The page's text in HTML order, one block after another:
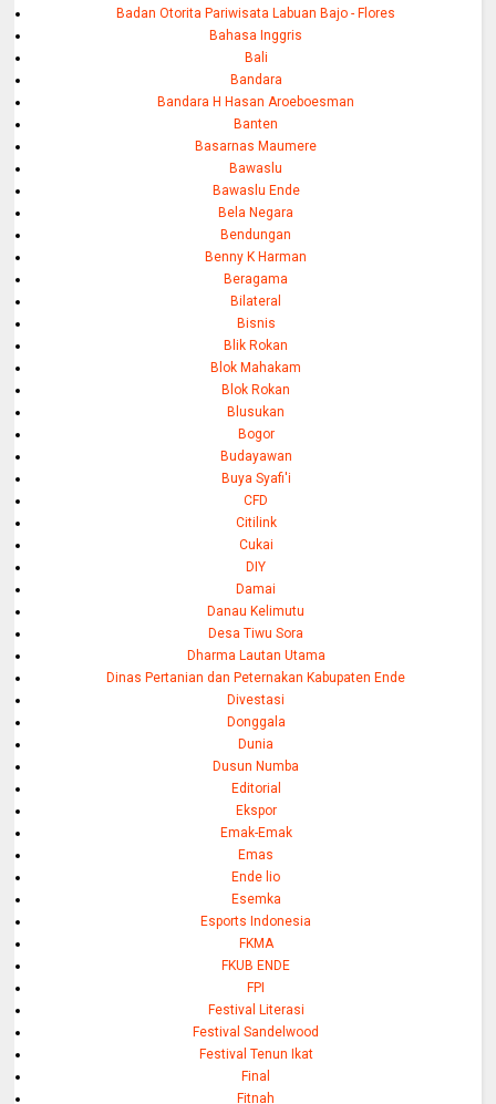
Badan Otorita Pariwisata Labuan Bajo - Flores
Bahasa Inggris
Bali
Bandara
Bandara H Hasan Aroeboesman
Banten
Basarnas Maumere
Bawaslu
Bawaslu Ende
Bela Negara
Bendungan
Benny K Harman
Beragama
Bilateral
Bisnis
Blik Rokan
Blok Mahakam
Blok Rokan
Blusukan
Bogor
Budayawan
Buya Syafi'i
CFD
Citilink
Cukai
DIY
Damai
Danau Kelimutu
Desa Tiwu Sora
Dharma Lautan Utama
Dinas Pertanian dan Peternakan Kabupaten Ende
Divestasi
Donggala
Dunia
Dusun Numba
Editorial
Ekspor
Emak-Emak
Emas
Ende lio
Esemka
Esports Indonesia
FKMA
FKUB ENDE
FPI
Festival Literasi
Festival Sandelwood
Festival Tenun Ikat
Final
Fitnah